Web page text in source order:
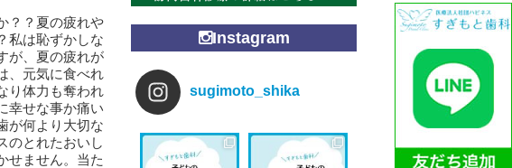
？？夏の疲れや
私は恥ずかしな
が、夏の疲れが
、元気に食べれ
り体力も奪われ
幸せな事か痛い
が何より大切な
のとれたおいし
せません。当た
Instagram
sugimoto_shika